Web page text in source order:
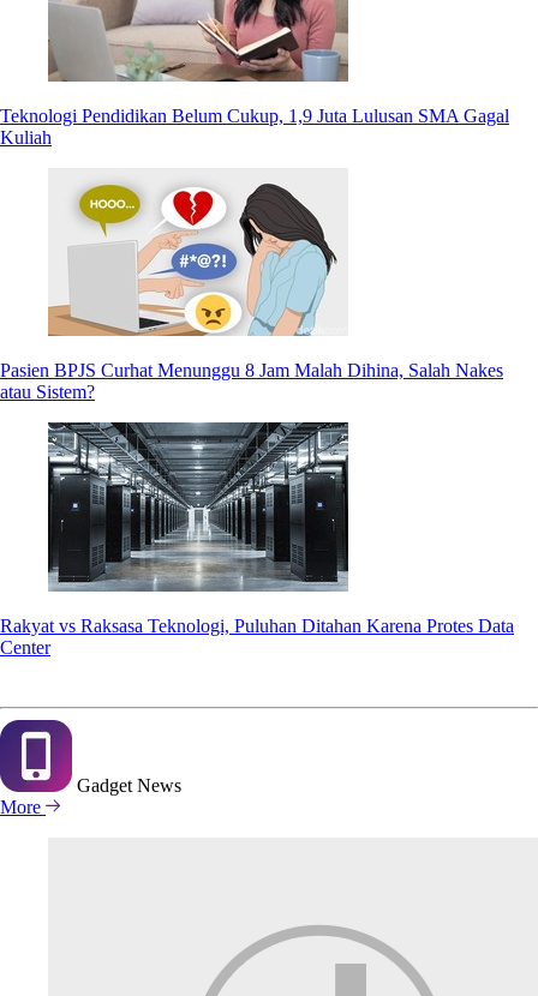
Teknologi Pendidikan Belum Cukup, 1,9 Juta Lulusan SMA Gagal
Kuliah
Pasien BPJS Curhat Menunggu 8 Jam Malah Dihina, Salah Nakes
atau Sistem?
Rakyat vs Raksasa Teknologi, Puluhan Ditahan Karena Protes Data
Center
Gadget News
More